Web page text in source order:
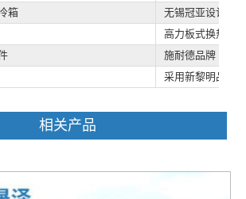
箱
无锡冠亚设计 外
高力板式换热器
施耐德品牌
采用新黎明品牌
相关产品